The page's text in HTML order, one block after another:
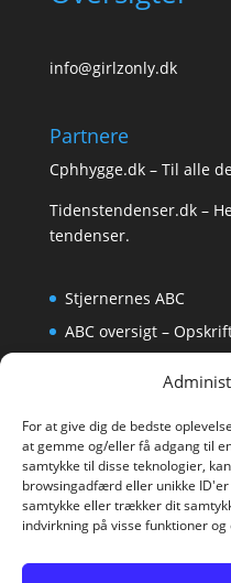
For at give dig de bedste
at gemme og/eller få adgang til
samtykke til disse teknologier,
browsingadfærd eller unikke
samtykke eller trækker dit
indvirkning på visse funktioner og
info@girlzonly.dk
Partnere
Cphhygge.dk– Til alle
Tidenstendenser.dk–
tendenser.
Stjernernes ABC
ABC oversigt –